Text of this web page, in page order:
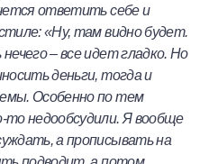
ответить себе и
«Ну, там видно будет.
– все идет гладко. Но
деньги, тогда и
Особенно по тем
недообсудили. Я вообще
а прописывать на